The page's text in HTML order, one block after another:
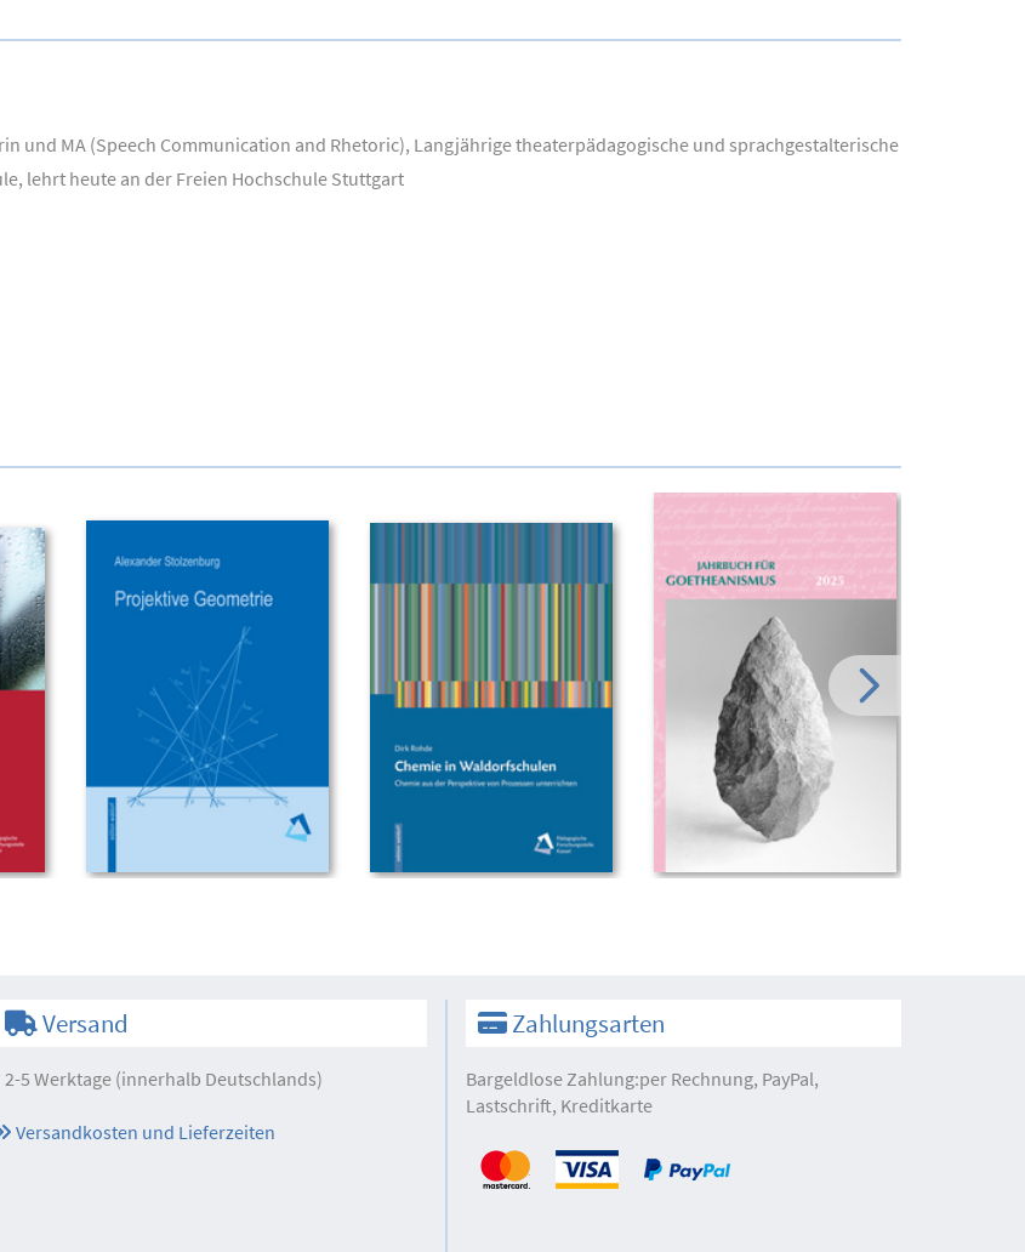
und MA (Speech Communication and Rhetoric), Langjährige theaterpädagogische und sprachgestalterische
lehrt heute an der Freien Hochschule Stuttgart
Versand
2-5 Werktage (innerhalb Deutschlands)
Versandkosten und Lieferzeiten
Zahlungsarten
Bargeldlose Zahlung:per Rechnung, PayPal,
Lastschrift, Kreditkarte